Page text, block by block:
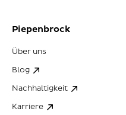
Piepenbrock
Über uns
Blog
Nachhaltigkeit
Karriere